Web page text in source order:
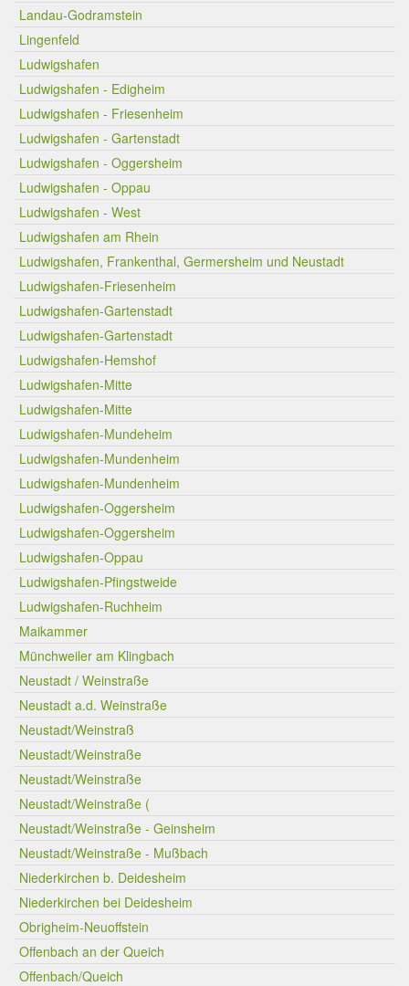
Landau-Godramstein
Lingenfeld
Ludwigshafen
Ludwigshafen - Edigheim
Ludwigshafen - Friesenheim
Ludwigshafen - Gartenstadt
Ludwigshafen - Oggersheim
Ludwigshafen - Oppau
Ludwigshafen - West
Ludwigshafen am Rhein
Ludwigshafen, Frankenthal, Germersheim und Neustadt
Ludwigshafen-Friesenheim
Ludwigshafen-Gartenstadt
Ludwigshafen-Gartenstadt
Ludwigshafen-Hemshof
Ludwigshafen-Mitte
Ludwigshafen-Mitte
Ludwigshafen-Mundeheim
Ludwigshafen-Mundenheim
Ludwigshafen-Mundenheim
Ludwigshafen-Oggersheim
Ludwigshafen-Oggersheim
Ludwigshafen-Oppau
Ludwigshafen-Pfingstweide
Ludwigshafen-Ruchheim
Maikammer
Münchweiler am Klingbach
Neustadt / Weinstraße
Neustadt a.d. Weinstraße
Neustadt/Weinstraß
Neustadt/Weinstraße
Neustadt/Weinstraße
Neustadt/Weinstraße (
Neustadt/Weinstraße - Geinsheim
Neustadt/Weinstraße - Mußbach
Niederkirchen b. Deidesheim
Niederkirchen bei Deidesheim
Obrigheim-Neuoffstein
Offenbach an der Queich
Offenbach/Queich